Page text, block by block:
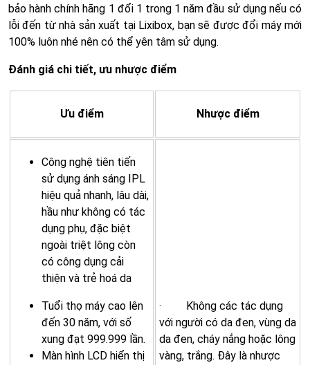
bảo hành chính hãng 1 đổi 1 trong 1 năm đầu sử dụng nếu có
lỗi đến từ nhà sản xuất tại Lixibox, bạn sẽ được đổi máy mới
100% luôn nhé nên có thể yên tâm sử dụng.
Đánh giá chi tiết, ưu nhược điểm
Ưu điểm Nhược điểm
Công nghệ tiên tiến
sử dụng ánh sáng IPL
hiệu quả nhanh, lâu dài,
hầu như không có tác
dụng phụ, đặc biệt
ngoài triệt lông còn
có công dụng cải
thiện và trẻ hoá da
Tuổi thọ máy cao lên
đến 30 năm, với số
xung đạt 999.999 lần.
Màn hình LCD hiển thị
· Không các tác dụng
với người có da đen, vùng da
da đen, cháy nắng hoặc lông
vàng, trắng. Đây là nhược